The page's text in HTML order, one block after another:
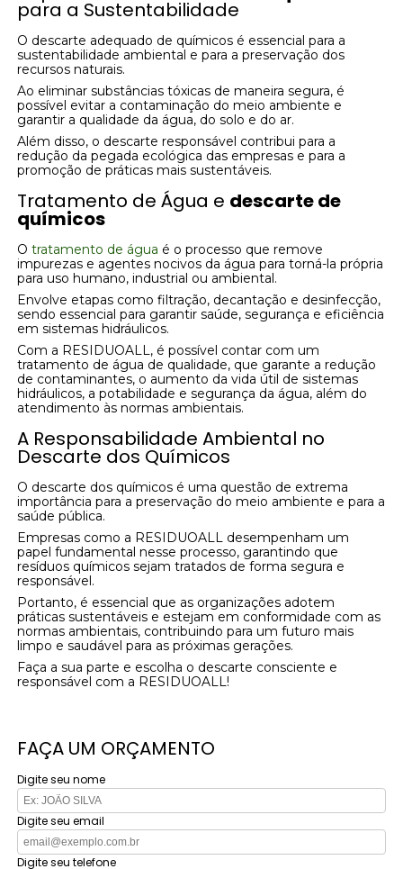
para a Sustentabilidade
O descarte adequado de químicos é essencial para a
sustentabilidade ambiental e para a preservação dos
recursos naturais.
Ao eliminar substâncias tóxicas de maneira segura, é
possível evitar a contaminação do meio ambiente e
garantir a qualidade da água, do solo e do ar.
Além disso, o descarte responsável contribui para a
redução da pegada ecológica das empresas e para a
promoção de práticas mais sustentáveis.
Tratamento de Água e descarte de
químicos
Otratamento de água é o processo que remove
impurezas e agentes nocivos da água para torná-la própria
para uso humano, industrial ou ambiental.
Envolve etapas como filtração, decantação e desinfecção,
sendo essencial para garantir saúde, segurança e eficiência
em sistemas hidráulicos.
Com a RESIDUOALL, é possível contar com um
tratamento de água de qualidade, que garante a redução
de contaminantes, o aumento da vida útil de sistemas
hidráulicos, a potabilidade e segurança da água, além do
atendimento às normas ambientais.
A Responsabilidade Ambiental no
Descarte dos Químicos
O descarte dos químicos é uma questão de extrema
importância para a preservação do meio ambiente e para a
saúde pública.
Empresas como a RESIDUOALL desempenham um
papel fundamental nesse processo, garantindo que
resíduos químicos sejam tratados de forma segura e
responsável.
Portanto, é essencial que as organizações adotem
práticas sustentáveis e estejam em conformidade com as
normas ambientais, contribuindo para um futuro mais
limpo e saudável para as próximas gerações.
Faça a sua parte e escolha o descarte consciente e
responsável com a RESIDUOALL!
FAÇA UM ORÇAMENTO
Digite seu nome
Digite seu email
Digite seu telefone